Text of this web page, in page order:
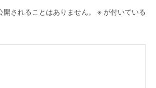
されることはありません。 ※ が付いている